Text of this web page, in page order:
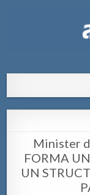
Minister
FORMA
UN